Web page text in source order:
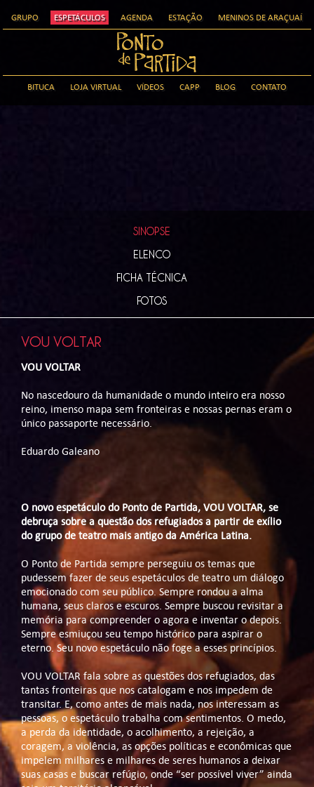
GRUPO ESPETÁCULOS AGENDA ESTAÇÃO MENINOS DE ARAÇUAÍ
BITUCA LOJA VIRTUAL VÍDEOS CAPP BLOG CONTATO
SINOPSE
ELENCO
FICHA TÉCNICA
FOTOS
VOU VOLTAR
VOU VOLTAR
No nascedouro da humanidade o mundo inteiro era nosso
reino, imenso mapa sem fronteiras e nossas pernas eram o
único passaporte necessário.
Eduardo Galeano
O novo espetáculo do Ponto de Partida, VOU VOLTAR, se
debruça sobre a questão dos refugiados a partir de exílio
do grupo de teatro mais antigo da América Latina.
O Ponto de Partida sempre perseguiu os temas que
pudessem fazer de seus espetáculos de teatro um diálogo
emocionado com seu público. Sempre rondou a alma
humana, seus claros e escuros. Sempre buscou revisitar a
memória para compreender o agora e inventar o depois.
Sempre esmiuçou seu tempo histórico para aspirar o
eterno. Seu novo espetáculo não foge a esses princípios.
VOU VOLTAR fala sobre as questões dos refugiados, das
tantas fronteiras que nos catalogam e nos impedem de
transitar. E, como antes de mais nada, nos interessam as
pessoas, o espetáculo trabalha com sentimentos. O medo,
a perda da identidade, o acolhimento, a rejeição, a
coragem, a violência, as opções políticas e econômicas que
impelem milhares e milhares de seres humanos a deixar
suas casas e buscar refúgio, onde “ser possível viver” ainda